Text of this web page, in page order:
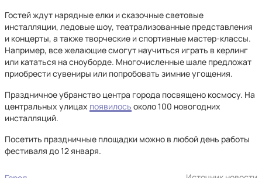
Гостей ждут нарядные елки и сказочные световые
инсталляции, ледовые шоу, театрализованные представления
и концерты, а также творческие и спортивные мастер-классы.
Например, все желающие смогут научиться играть в керлинг
или кататься на сноуборде. Многочисленные шале предложат
приобрести сувениры или попробовать зимние угощения.
Праздничное убранство центра города посвящено космосу. На
центральных улицах появилось около 100 новогодних
инсталляций.
Посетить праздничные площадки можно в любой день работы
фестиваля до 12 января.